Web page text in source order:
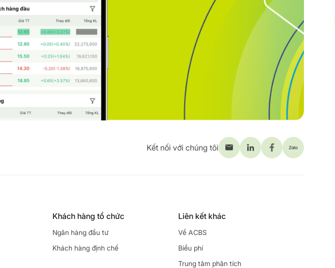
Kết nối với chúng tôi
Khách hàng tổ chức
Ngân hàng đầu tư
Khách hàng định chế
Liên kết khác
Về ACBS
Biểu phí
Trung tâm phân tích